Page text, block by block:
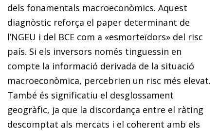
dels fonamentals macroeconòmics. Aquest
diagnòstic reforça el paper determinant de
l’NGEU i del BCE com a «esmorteïdors» del risc
país. Si els inversors només tinguessin en
compte la informació derivada de la situació
macroeconòmica, percebrien un risc més elevat.
També és significatiu el desglossament
geogràfic, ja que la discordança entre el ràting
descomptat als mercats i el coherent amb els